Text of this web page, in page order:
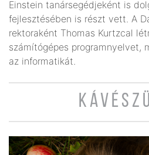
Einstein tanársegédjeként is
fejlesztésében is részt vett. A
rektoraként Thomas Kurtzcal
számítógépes programnyelvet,
az informatikát.